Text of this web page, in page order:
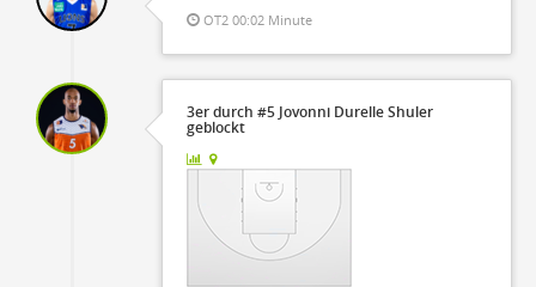
OT2 00:02 Minute
3er durch #5 Jovonni Durelle Shuler
geblockt